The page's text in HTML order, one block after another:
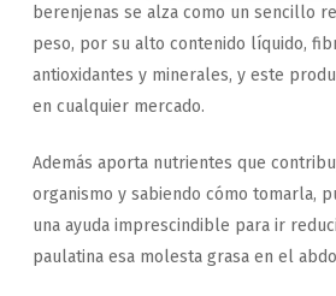
berenjenas se alza como un sencillo
peso, por su alto contenido líquido,
antioxidantes y minerales, y este
en cualquier mercado.
Además aporta nutrientes que
organismo y sabiendo cómo tomarla,
una ayuda imprescindible para ir
paulatina esa molesta grasa en el